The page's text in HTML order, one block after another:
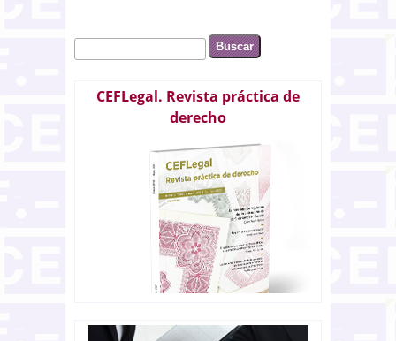
Formulario de búsqueda
Buscar
CEFLegal. Revista práctica de
derecho